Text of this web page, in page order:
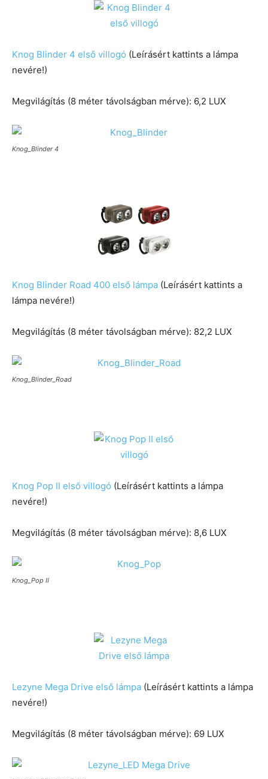
Knog Blinder 4 első villogó (Leírásért kattints a lámpa
nevére!)
Megvilágítás (8 méter távolságban mérve): 6,2 LUX
Knog_Blinder 4
Knog Blinder Road 400 első lámpa (Leírásért kattints a
lámpa nevére!)
Megvilágítás (8 méter távolságban mérve): 82,2 LUX
Knog_Blinder_Road
Knog Pop II első villogó (Leírásért kattints a lámpa
nevére!)
Megvilágítás (8 méter távolságban mérve): 8,6 LUX
Knog_Pop II
Lezyne Mega Drive első lámpa (Leírásért kattints a lámpa
nevére!)
Megvilágítás (8 méter távolságban mérve): 69 LUX